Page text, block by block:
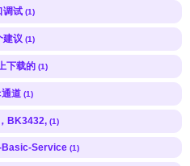
调试 (1)
建议 (1)
下载的 (1)
道 (1)
BK3432, (1)
Service (1)